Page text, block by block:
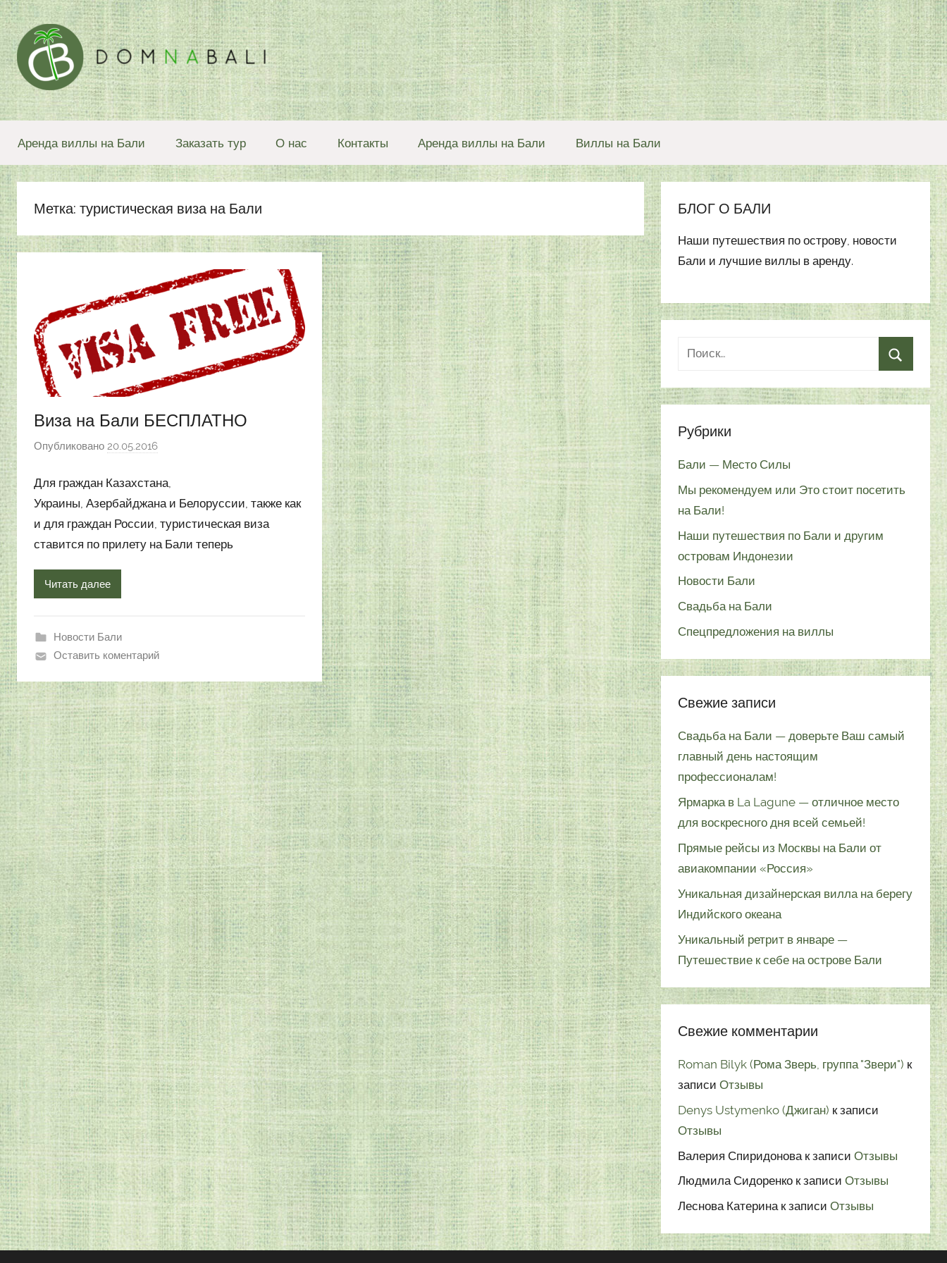
Перейти
к
содержимому
Блог
о
Бали
Аренда виллы на Бали Заказать тур О нас Контакты Аренда виллы на Бали Виллы на Бали
Метка: туристическая виза на Бали
Виза на Бали БЕСПЛАТНО
Опубликовано 20.05.2016
т
о
р
Для граждан Казахстана,
Украины, Азербайджана и Белоруссии, также как
и для граждан России, туристическая виза
ставится по прилету на Бали теперь
Читать далее
Новости Бали
Оставить коментарий
БЛОГ О БАЛИ
Наши путешествия по острову, новости
Бали и лучшие виллы в аренду.
Рубрики
Бали — Место Силы
Мы рекомендуем или Это стоит посетить
на Бали!
Наши путешествия по Бали и другим
островам Индонезии
Новости Бали
Свадьба на Бали
Спецпредложения на виллы
Свежие записи
Свадьба на Бали — доверьте Ваш самый
главный день настоящим
профессионалам!
Ярмарка в La Lagune — отличное место
для воскресного дня всей семьей!
Прямые рейсы из Москвы на Бали от
авиакомпании «Россия»
Уникальная дизайнерская вилла на берегу
Индийского океана
Уникальный ретрит в январе —
Путешествие к себе на острове Бали
Свежие комментарии
Roman Bilyk (Рома Зверь, группа "Звери") к
записиОтзывы
Denys Ustymenko (Джиган) к записи
Отзывы
Валерия Спиридонова к записиОтзывы
Людмила Сидоренко к записиОтзывы
Леснова Катеринак записиОтзывы